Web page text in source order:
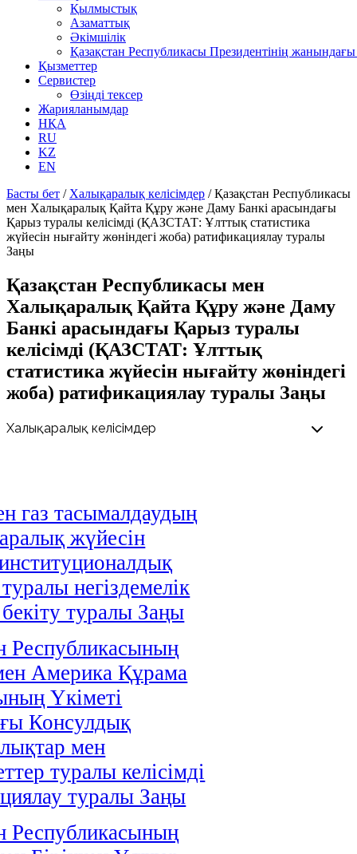
Қылмыстық
Азаматтық
Әкімшілік
Қазақстан Республикасы Президентінің
Қызметтер
Сервистер
Өзіңді тексер
Жарияланымдар
НҚА
RU
KZ
EN
Басты бет / Халықаралық келісімдер /Қазақстан Республикасы
мен Халықаралық Қайта Құру және Даму Банкі арасындағы
Қарыз туралы келісімді (ҚАЗСТАТ: Ұлттық статистика
жүйесін нығайту жөніндегі жоба) ратификациялау туралы
Заңы
Қазақстан Республикасы мен
Халықаралық Қайта Құру және Даму
Банкі арасындағы Қарыз туралы
келісімді (ҚАЗСТАТ: Ұлттық
статистика жүйесін нығайту жөніндегі
жоба) ратификациялау туралы Заңы
газ тасымалдаудың
жүйесін
туралы негіздемелік
бекіту туралы Заңы
Республикасының
Америка Құрама
Үкіметі
Консулдық
мен
туралы келісімді
туралы Заңы
Республикасының